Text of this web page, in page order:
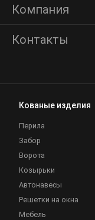
Компания
Контакты
Кованые изделия
Перила
Забор
Ворота
Козырьки
Автонавесы
Решетки на окна
Мебель